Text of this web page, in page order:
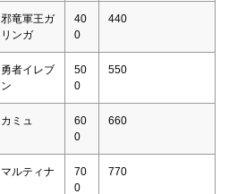
邪竜軍王ガ
リンガ
40
0
440
勇者イレブ
ン
50
0
550
カミュ
60
0
660
マルティナ
70
0
770